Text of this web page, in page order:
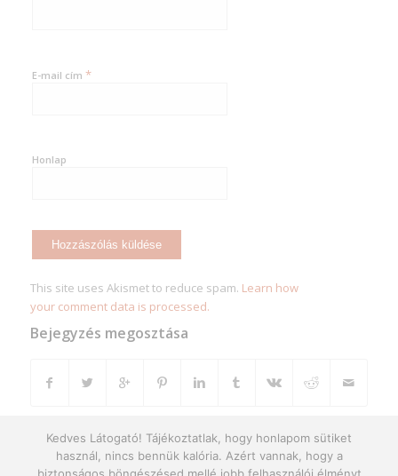
E-mail cím *
Honlap
This site uses Akismet to reduce spam. Learn how
your comment data is processed.
Bejegyzés megosztása
Kedves Látogató! Tájékoztatlak, hogy honlapom sütiket
használ, nincs bennük kalória. Azért vannak, hogy a